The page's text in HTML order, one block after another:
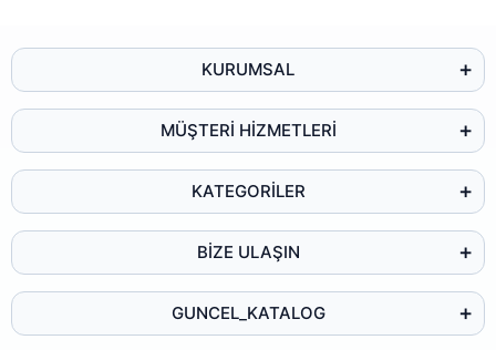
KURUMSAL
MÜŞTERİ HİZMETLERİ
KATEGORİLER
BİZE ULAŞIN
GUNCEL_KATALOG